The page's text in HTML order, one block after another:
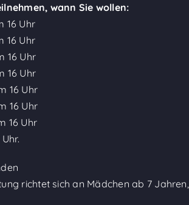
wann Sie wollen:
16 Uhr
16 Uhr
16 Uhr
16 Uhr
16 Uhr
16 Uhr
16 Uhr
richtet sich an Mädchen ab 7